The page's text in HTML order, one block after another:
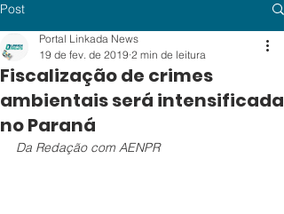
Post
Fiscalização de crimes
ambientais será intensificada
no Paraná
Portal Linkada News
19 de fev. de 2019 2 min de leitura
Da Redação com AENPR